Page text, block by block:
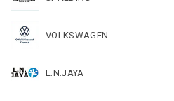
VOLKSWAGEN
L.N.JAYA